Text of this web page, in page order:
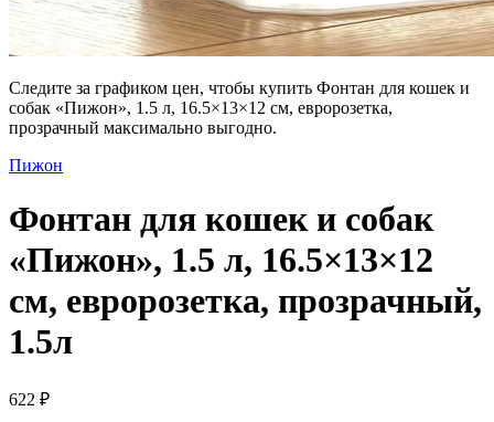
Следите за графиком цен, чтобы купить Фонтан для кошек и
собак «Пижон», 1.5 л, 16.5×13×12 см, евророзетка,
прозрачный максимально выгодно.
Пижон
Фонтан для кошек и собак
«Пижон», 1.5 л, 16.5×13×12
см, евророзетка, прозрачный,
1.5л
622 ₽